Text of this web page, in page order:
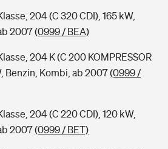
204 (C 320 CDI), 165 kW,
2007(0999 / BEA)
204 K (C 200 KOMPRESSOR
Benzin, Kombi, ab 2007(0999 /
204 (C 220 CDI), 120 kW,
2007(0999 / BET)